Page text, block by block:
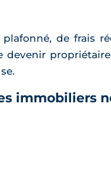
plafonné, de frais
devenir
immobiliers